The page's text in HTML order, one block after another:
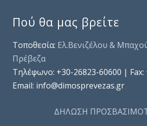
Πού θα μας βρείτε
Τοποθεσία: Ελ.Βενιζέλου &
Πρέβεζα
Τηλέφωνo: +30-26823-60600 | Fax:
Email: info@dimosprevezas.gr
ΔΗΛΩΣΗ